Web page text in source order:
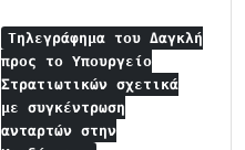
Τηλεγράφημα του Δαγκλή
προς το Υπουργείο
Στρατιωτικών σχετικά
με συγκέντρωση
ανταρτών στην